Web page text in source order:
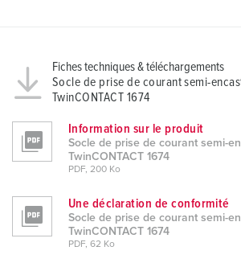
Fiches techniques & téléchargements
Socle de prise de courant semi-
TwinCONTACT 1674
Information sur le produit
Socle de prise de courant semi-
TwinCONTACT 1674
PDF, 200 Ko
Une déclaration de conformité
Socle de prise de courant semi-
TwinCONTACT 1674
PDF, 62 Ko